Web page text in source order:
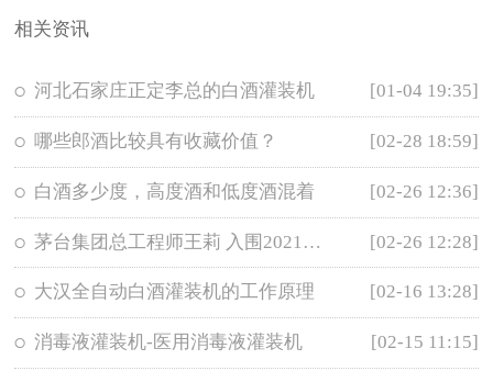
相关资讯
河北石家庄正定李总的白酒灌装机 [01-04 19:35]
哪些郎酒比较具有收藏价值？ [02-28 18:59]
白酒多少度，高度酒和低度酒混着 [02-26 12:36]
茅台集团总工程师王莉 入围2021年两 [02-26 12:28]
大汉全自动白酒灌装机的工作原理 [02-16 13:28]
消毒液灌装机-医用消毒液灌装机 [02-15 11:15]